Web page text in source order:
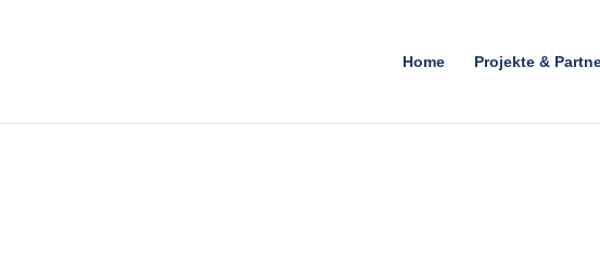
Home Projekte &